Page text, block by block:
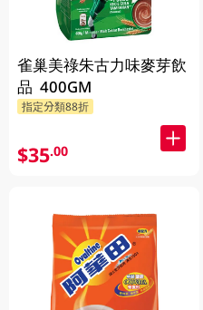
雀巢美祿朱古力味麥芽飲
品 400GM
指定分類88折
$35.00